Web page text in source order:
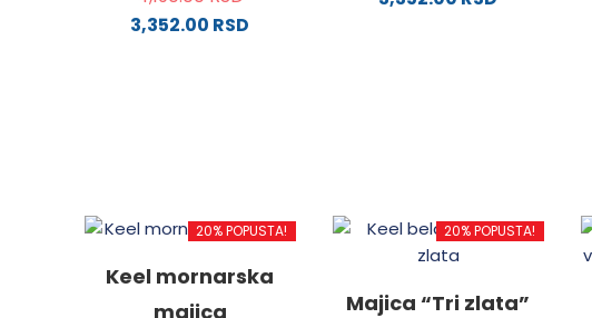
3,352.00 RSD
biti
izabrane
izabrane
na
stranici
20% POPUSTA!
Keel mornarska
majica
20% POPUSTA!
Majica “Tri zlata”